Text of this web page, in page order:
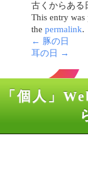
古くからある
This entry
the permalink.
← 豚の日
耳の日
→
「個人」